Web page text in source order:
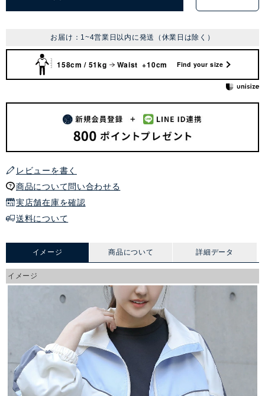
お届け：1~4営業日以内に発送（休業日は除く）
158cm / 51kg Waist +10cm Find your size
レビューを書く
商品について問い合わせる
実店舗在庫を確認
送料について
イメージ 商品について 詳細データ
イメージ